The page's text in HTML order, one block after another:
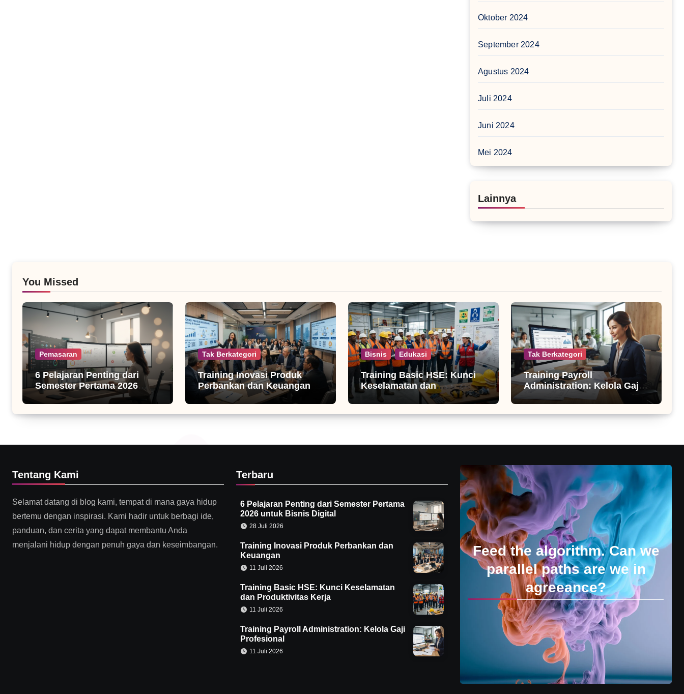
Oktober 2024
September 2024
Agustus 2024
Juli 2024
Juni 2024
Mei 2024
Lainnya
You Missed
Pemasaran
6 Pelajaran Penting dari
Semester Pertama 2026
untuk Bisnis Digital
Tak Berkategori
Training Inovasi Produk
Perbankan dan Keuangan
Bisnis Edukasi
Training Basic HSE: Kunci
Keselamatan dan
Produktivitas Kerja
Tak Berkategori
Training Payroll
Administration: Kelola Gaji
Profesional
Tentang Kami
Selamat datang di blog kami, tempat di mana gaya hidup
bertemu dengan inspirasi. Kami hadir untuk berbagi ide,
panduan, dan cerita yang dapat membantu Anda
menjalani hidup dengan penuh gaya dan keseimbangan.
Terbaru
6 Pelajaran Penting dari Semester Pertama
2026 untuk Bisnis Digital
28 Juli 2026
Training Inovasi Produk Perbankan dan
Keuangan
11 Juli 2026
Training Basic HSE: Kunci Keselamatan
dan Produktivitas Kerja
11 Juli 2026
Training Payroll Administration: Kelola Gaji
Profesional
11 Juli 2026
Feed the algorithm. Can we
parallel paths are we in
agreeance?